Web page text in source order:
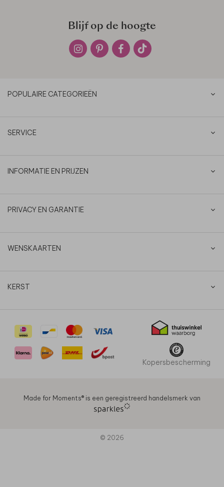
Blijf op de hoogte
POPULAIRE CATEGORIEËN
SERVICE
INFORMATIE EN PRIJZEN
PRIVACY EN GARANTIE
WENSKAARTEN
KERST
Kopersbescherming
Made for Moments®️ is een geregistreerd handelsmerk van
© 2026